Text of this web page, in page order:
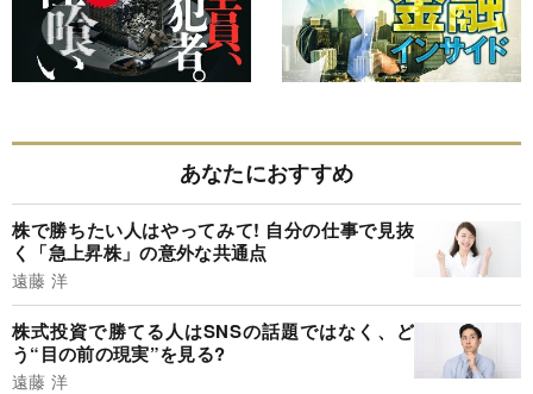
あなたにおすすめ
株で勝ちたい人はやってみて! 自分の仕事で見抜
く「急上昇株」の意外な共通点
遠藤 洋
株式投資で勝てる人はSNSの話題ではなく、ど
う“目の前の現実”を見る?
遠藤 洋